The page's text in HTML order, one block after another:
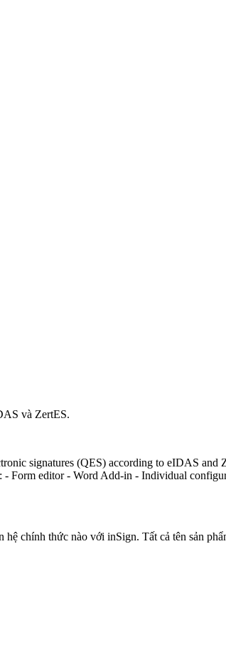
và ZertES.
signatures (QES) according to eIDAS and
Form editor - Word Add-in - Individual
chính thức nào với inSign. Tất cả tên sản